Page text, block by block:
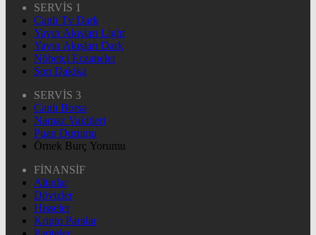
SERVİS 1
Canlı Tv Dark
Yayın Akışları Light
Yayın Akışları Dark
Nöbetçi Eczaneler
Son Dakika
SERVİS 3
Canlı Borsa
Namaz Vakitleri
Puan Durumu
Örnek Burç Yorumu
FİNANSİF
Altınlar
Dövizler
Hisseler
Kripto Paralar